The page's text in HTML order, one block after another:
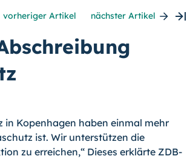
vorheriger Artikel nächster Artikel
in Kopenhagen haben einmal mehr
ist. Wir unterstützen die
zu erreichen,“ Dieses erklärte ZDB-